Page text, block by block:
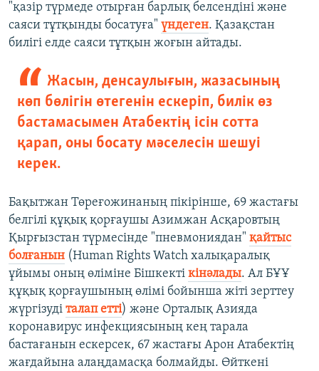
"қазір түрмеде отырған барлық белсендіні және
саяси тұтқынды босатуға" үндеген. Қазақстан
билігі елде саяси тұтқын жоғын айтады.
Жасын, денсаулығын, жазасының
көп бөлігін өтегенін ескеріп, билік өз
бастамасымен Атабектің ісін сотта
қарап, оны босату мәселесін шешуі
керек.
Бақытжан Төреғожинаның пікірінше, 69 жастағы
белгілі құқық қорғаушы Азимжан Асқаровтың
Қырғызстан түрмесінде "пневмониядан" қайтыс
болғанын (Human Rights Watch халықаралық
ұйымы оның өліміне Бішкекті кінәлады. Ал БҰҰ
құқық қорғаушының өлімі бойынша жіті зерттеу
жүргізуді талап етті) және Орталық Азияда
коронавирус инфекциясының кең тарала
бастағанын ескерсек, 67 жастағы Арон Атабектің
жағдайына алаңдамасқа болмайды. Өйткені